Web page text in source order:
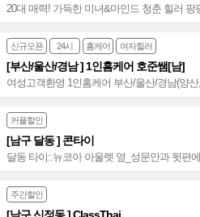
20대 매력! 가득한 미녀&마인드 청춘 힐러
남 신속 정확 방문~♥
신규오픈 24시 홈케어 여자힐러
[부산/울산/경남 ] 1인홈케어 호준쌤[남]
여성고객환영 1인홈케어 부산/울산/경남(양
만족도 up 해운대홈케어 No.1~♥
커플할인
[남구 달동 ] 콘타이
달동 타이::뉴코아 아울렛 옆_성문안과 뒷편에
주간할인